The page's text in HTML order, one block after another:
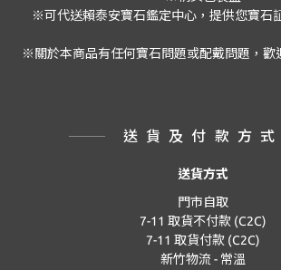
※可代送賴泰安寶石鑑定中心，提供您寶石
※關於本商品有任何寶石問題或配戴問題，歡
送貨及付款方式
送貨方式
門市自取
7-11 取貨不付款 (C2C)
7-11 取貨付款 (C2C)
新竹物流 - 常溫